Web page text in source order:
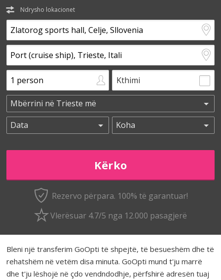
Ndrysho lokacionet
Kthimi
Rezervo përpara. 100% të garantuar!
Vlerësuar 4.7/5 nga 12.000 pasagjerë
Bleni një transferim GoOpti të shpejtë, të besueshëm dhe të
rehatshëm në vetëm disa minuta. GoOpti mund t'ju marrë
dhe t'ju lëshojë në çdo vendndodhje, përfshirë adresën tuaj